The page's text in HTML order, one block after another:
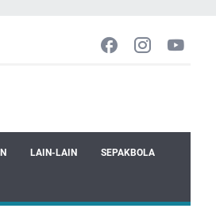
LAIN-LAIN SEPAKBOLA